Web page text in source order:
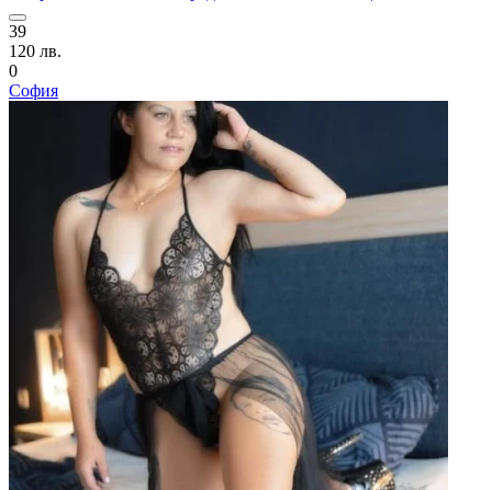
39
120 лв.
0
София